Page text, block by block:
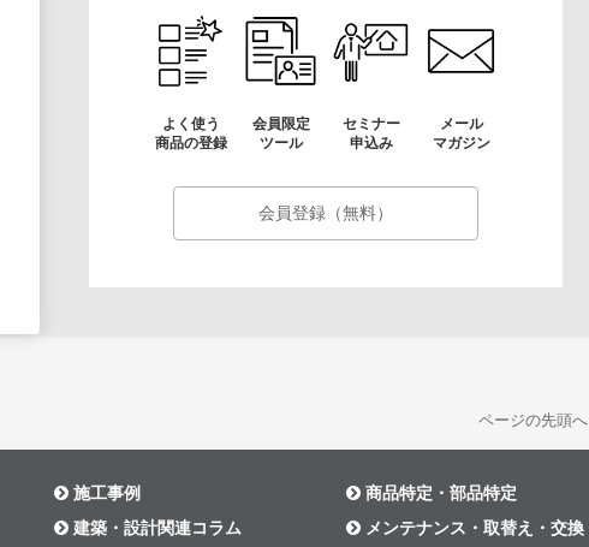
よく使う
商品の登録
会員限定
ツール
セミナー
申込み
メール
マガジン
会員登録（無料）
ページの先頭へ
施工事例
建築・設計関連コラム
商品特定・部品特定
メンテナンス・取替え・交換